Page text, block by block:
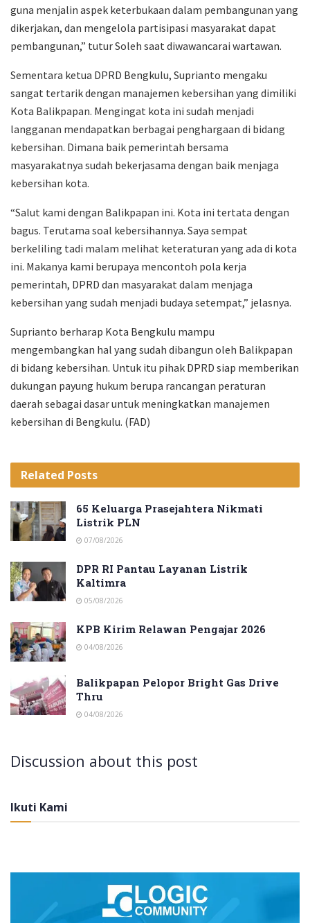
guna menjalin aspek keterbukaan dalam pembangunan yang
dikerjakan, dan mengelola partisipasi masyarakat dapat
pembangunan,” tutur Soleh saat diwawancarai wartawan.
Sementara ketua DPRD Bengkulu, Suprianto mengaku
sangat tertarik dengan manajemen kebersihan yang dimiliki
Kota Balikpapan. Mengingat kota ini sudah menjadi
langganan mendapatkan berbagai penghargaan di bidang
kebersihan. Dimana baik pemerintah bersama
masyarakatnya sudah bekerjasama dengan baik menjaga
kebersihan kota.
“Salut kami dengan Balikpapan ini. Kota ini tertata dengan
bagus. Terutama soal kebersihannya. Saya sempat
berkeliling tadi malam melihat keteraturan yang ada di kota
ini. Makanya kami berupaya mencontoh pola kerja
pemerintah, DPRD dan masyarakat dalam menjaga
kebersihan yang sudah menjadi budaya setempat,” jelasnya.
Suprianto berharap Kota Bengkulu mampu
mengembangkan hal yang sudah dibangun oleh Balikpapan
di bidang kebersihan. Untuk itu pihak DPRD siap memberikan
dukungan payung hukum berupa rancangan peraturan
daerah sebagai dasar untuk meningkatkan manajemen
kebersihan di Bengkulu. (FAD)
Related Posts
65 Keluarga Prasejahtera Nikmati
Listrik PLN
07/08/2026
DPR RI Pantau Layanan Listrik
Kaltimra
05/08/2026
KPB Kirim Relawan Pengajar 2026
04/08/2026
Balikpapan Pelopor Bright Gas Drive
Thru
04/08/2026
Discussion about this post
Ikuti Kami